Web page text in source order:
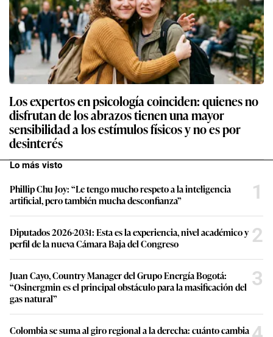
Los expertos en psicología coinciden: quienes no
disfrutan de los abrazos tienen una mayor
sensibilidad a los estímulos físicos y no es por
desinterés
Lo más visto
Phillip Chu Joy: “Le tengo mucho respeto a la inteligencia
artificial, pero también mucha desconfianza”
1
Diputados 2026-2031: Esta es la experiencia, nivel académico y
perfil de la nueva Cámara Baja del Congreso
2
Juan Cayo, Country Manager del Grupo Energía Bogotá:
“Osinergmin es el principal obstáculo para la masificación del
gas natural”
3
Colombia se suma al giro regional a la derecha: cuánto cambia